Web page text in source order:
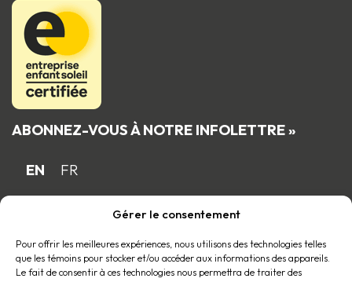
Gérer le consentement
Pour offrir les meilleures expériences, nous utilisons des technologies telles
que les témoins pour stocker et/ou accéder aux informations des appareils.
Le fait de consentir à ces technologies nous permettra de traiter des
ABONNEZ-VOUS À NOTRE INFOLETTRE »
EN FR
Fière entreprise familiale québécoise
membre du